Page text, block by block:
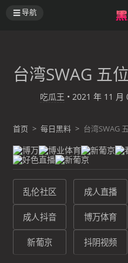
导航
台湾SWAG 五
吃瓜王 • 2021 年 11 月
首页 > 每日黑料 > 台湾SWAG